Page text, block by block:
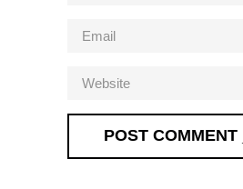
POST COMMENT _